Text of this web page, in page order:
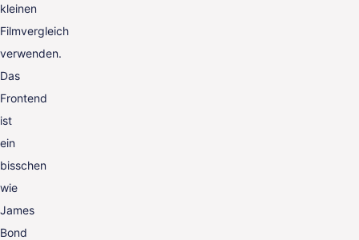
kleinen
Filmvergleich
verwenden.
Das
Frontend
ist
ein
bisschen
wie
James
Bond